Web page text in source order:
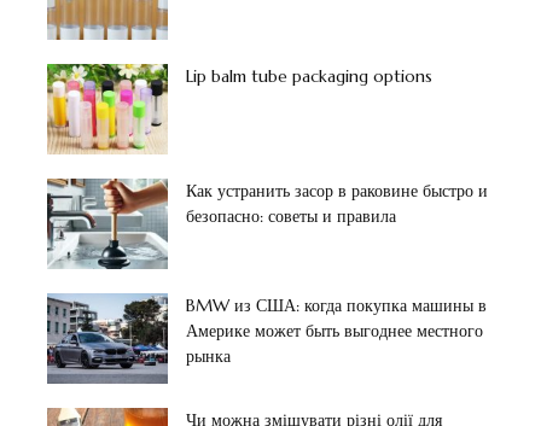
Lip balm tube packaging options
Как устранить засор в раковине быстро и
безопасно: советы и правила
BMW из США: когда покупка машины в
Америке может быть выгоднее местного
рынка
Чи можна змішувати різні олії для